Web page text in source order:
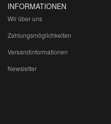
INFORMATIONEN
Wir über uns
Zahlungsmöglichkeiten
Versandinformationen
Newsletter